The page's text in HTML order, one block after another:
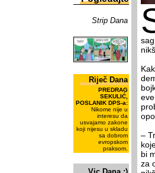
Strip Dana
Riječ Dana
PREDRAG
SEKULIĆ,
POSLANIK DPS-a:
Nikome nije u
interesu da
usvajamo zakone
koji nijesu u skladu
sa dobrom
evropskom
praksom.
–
bi
za